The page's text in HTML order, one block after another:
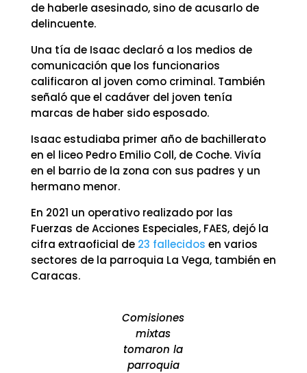
de haberle asesinado, sino de acusarlo de
delincuente.
Una tía de Isaac declaró a los medios de
comunicación que los funcionarios
calificaron al joven como criminal. También
señaló que el cadáver del joven tenía
marcas de haber sido esposado.
Isaac estudiaba primer año de bachillerato
en el liceo Pedro Emilio Coll, de Coche. Vivía
en el barrio de la zona con sus padres y un
hermano menor.
En 2021 un operativo realizado por las
Fuerzas de Acciones Especiales, FAES, dejó la
cifra extraoficial de 23 fallecidos en varios
sectores de la parroquia La Vega, también en
Caracas.
Comisiones
mixtas
tomaron la
parroquia